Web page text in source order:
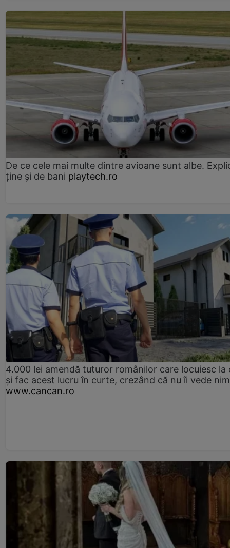
De ce cele mai multe dintre avioane sunt albe.
ține și de bani playtech.ro
4.000 lei amendă tuturor românilor care locuiesc la
și fac acest lucru în curte, crezând că nu îi vede
www.cancan.ro